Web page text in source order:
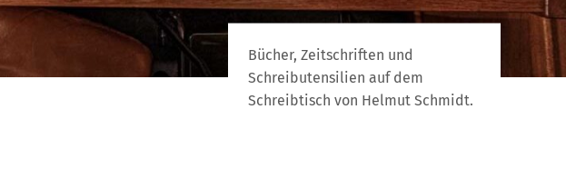
Bücher, Zeitschriften und
Schreibutensilien auf dem
Schreibtisch von Helmut Schmidt.